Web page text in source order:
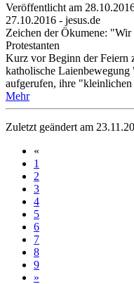
Veröffentlicht am
27.10.2016 - jesus.de
Zeichen der Ökumene:
Protestanten
Kurz vor Beginn der Feiern
katholische
aufgerufen, ihre
Mehr
Zuletzt geändert am
«
1
2
3
4
5
6
7
8
9
»